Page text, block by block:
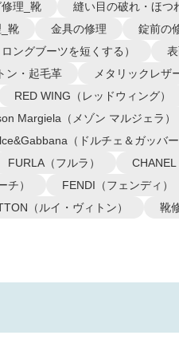
理_靴
縫い目の破れ・ほつ
靴
金具の修理 錠前の
ングブーツを短くする）
ン・起毛革
メタリックレザ
RED WING（レッドウィング）
Margiela（メゾン マルジェラ）
（ドルチェ＆ガッバー
FURLA（フルラ）
CHANEL
チ）
FENDI（フェンディ）
（ルイ・ヴィトン）
靴